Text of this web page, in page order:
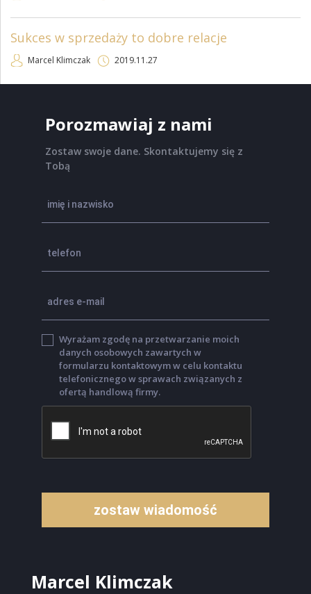
Sukces w sprzedaży to dobre relacje
Marcel Klimczak 2019.11.27
Porozmawiaj z nami
Zostaw swoje dane. Skontaktujemy się z
Tobą
Wyrażam zgodę na przetwarzanie moich
danych osobowych zawartych w
formularzu kontaktowym w celu kontaktu
telefonicznego w sprawach związanych z
ofertą handlową firmy.
zostaw wiadomość
Marcel Klimczak